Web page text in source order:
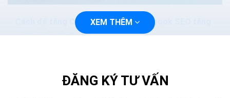
Cách để tăng CTR Google Ads Facebook SEO tăng
125% tỷ lệ nhấp chuột
click through rate) nhanh nhất?? Đó luôn là câu...
XEM THÊM
ĐĂNG KÝ TƯ VẤN